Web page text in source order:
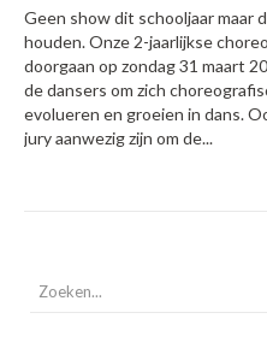
Geen show dit schooljaar
houden. Onze 2-jaarlijkse
doorgaan op zondag 31 maart
de dansers om zich
evolueren en groeien in dans.
jury aanwezig zijn om de...